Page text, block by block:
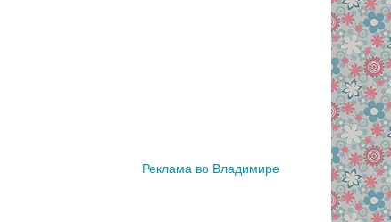
Реклама во Владимире